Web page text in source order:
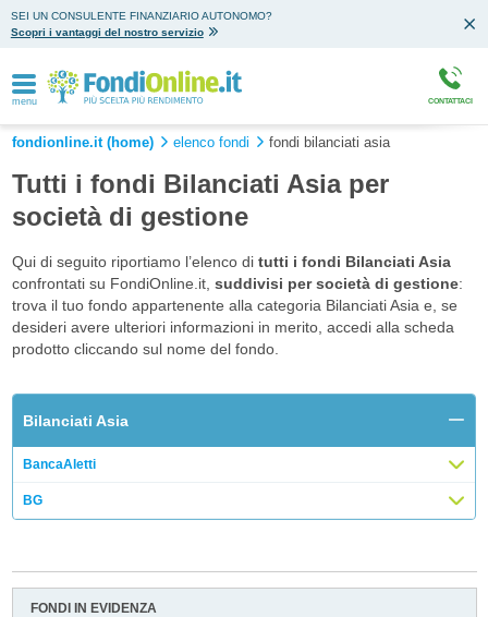
SEI UN CONSULENTE FINANZIARIO AUTONOMO?
Scopri i vantaggi del nostro servizio
menu CONTATTACI
fondionline.it (home) elenco fondi fondi bilanciati asia
Tutti i fondi Bilanciati Asia per
società di gestione
Qui di seguito riportiamo l’elenco di tutti i fondi Bilanciati Asia
confrontati su FondiOnline.it, suddivisi per società di gestione:
trova il tuo fondo appartenente alla categoria Bilanciati Asia e, se
desideri avere ulteriori informazioni in merito, accedi alla scheda
prodotto cliccando sul nome del fondo.
Bilanciati Asia
BancaAletti
BG
FONDI IN EVIDENZA